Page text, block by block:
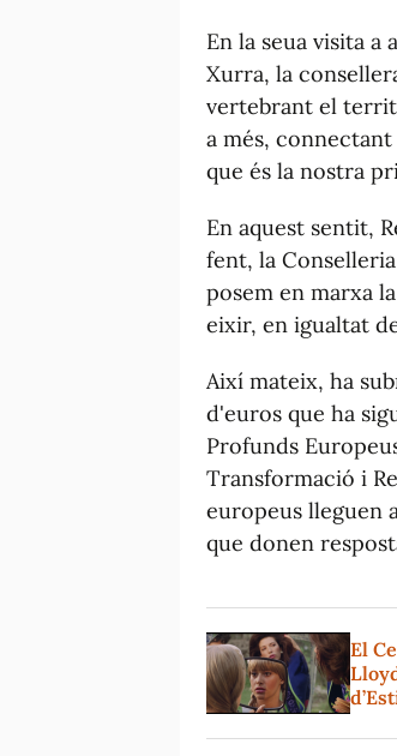
En la seua visita
Xurra, la
vertebrant el
a més,
que és la nostra
En aquest sentit,
fent, la
posem en marxa
eixir, en igualtat
Així mateix, ha
d'euros que ha
Profunds
Transformació i
europeus lleguen
que donen
El